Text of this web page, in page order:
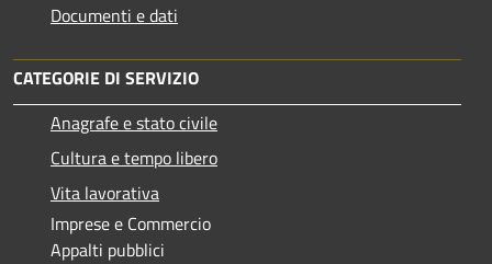
Documenti e dati
CATEGORIE DI SERVIZIO
Anagrafe e stato civile
Cultura e tempo libero
Vita lavorativa
Imprese e Commercio
Appalti pubblici